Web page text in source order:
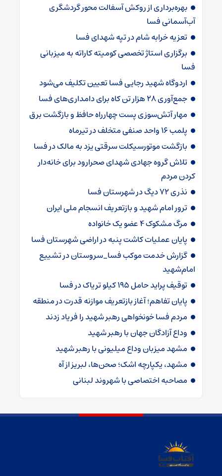
بهره‌برداری از روکش آسفالت محور گردشگری
آب‌آسمانی فسا
تعزیه خرابه شام در تپه شهدای فسا
برگزاری استاژ تخصصی کومیته کاراته به میزبانی
فسا
اردوگاه شهید رجایی فسا تعیین تکلیف می‌شود
جمع‌آوری ۲۸ هزار تن کاه برای دامداری‌های فسا
مهار آتش‌سوزی پست چهارراه حافظ و بازگشت برق
پلمب ۱۶ واحد صنفی متخلف در تیرماه
بازگشت موتورسیکلت سرقتی یزد به مالک در فسا
تلاش گروه جهادی شهدای صحرارود برای خانه‌دار
کردن مردم
نذری ۷۲ دیگ در شهرستان فسا
ترور امام شهید و بازتعریف انسجام ملی ایران
مرگ مشکوک ۴ عضو یک خانواده
پایان عملیات کاشت پنبه در اراضی شهرستان فسا
گزارش خدمت موکب فسا_سروستان در تشییع
امام‌شهید
توقیف پراید حامل ۱۹۵ کیلو تریاک در فسا
پایان تفاهم؛ آغاز بازتعریف موازنه قدرت در منطقه
مردم فسا خونخواهی رهبر شهید را فریاد زدند
وداع آزادگان جهان با رهبر شهید
مشهد میزبان وداع میلیونی با رهبر شهید
مشهد، یکپارچه اشک؛ صحن‌ها، لبریز از آه
مصاحبه اختصاصی با شهروند لبنانی